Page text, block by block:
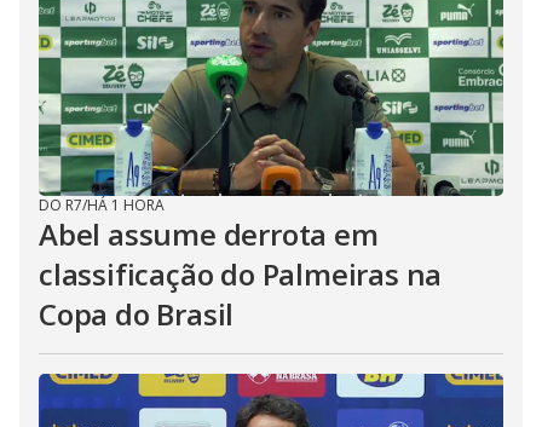
DO R7/HÁ 1 HORA
Abel assume derrota em
classificação do Palmeiras na
Copa do Brasil